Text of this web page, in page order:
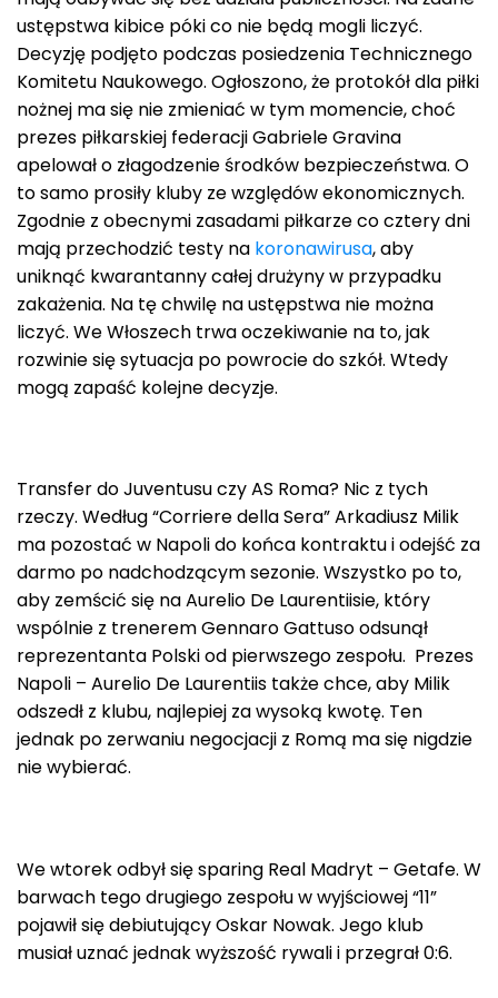
ustępstwa kibice póki co nie będą mogli liczyć.
Decyzję podjęto podczas posiedzenia Technicznego
Komitetu Naukowego. Ogłoszono, że protokół dla piłki
nożnej ma się nie zmieniać w tym momencie, choć
prezes piłkarskiej federacji Gabriele Gravina
apelował o złagodzenie środków bezpieczeństwa. O
to samo prosiły kluby ze względów ekonomicznych.
Zgodnie z obecnymi zasadami piłkarze co cztery dni
mają przechodzić testy na koronawirusa, aby
uniknąć kwarantanny całej drużyny w przypadku
zakażenia. Na tę chwilę na ustępstwa nie można
liczyć. We Włoszech trwa oczekiwanie na to, jak
rozwinie się sytuacja po powrocie do szkół. Wtedy
mogą zapaść kolejne decyzje.
Transfer do Juventusu czy AS Roma? Nic z tych
rzeczy. Według “Corriere della Sera” Arkadiusz Milik
ma pozostać w Napoli do końca kontraktu i odejść za
darmo po nadchodzącym sezonie. Wszystko po to,
aby zemścić się na Aurelio De Laurentiisie, który
wspólnie z trenerem Gennaro Gattuso odsunął
reprezentanta Polski od pierwszego zespołu. Prezes
Napoli – Aurelio De Laurentiis także chce, aby Milik
odszedł z klubu, najlepiej za wysoką kwotę. Ten
jednak po zerwaniu negocjacji z Romą ma się nigdzie
nie wybierać.
We wtorek odbył się sparing Real Madryt – Getafe. W
barwach tego drugiego zespołu w wyjściowej “11”
pojawił się debiutujący Oskar Nowak. Jego klub
musiał uznać jednak wyższość rywali i przegrał 0:6.